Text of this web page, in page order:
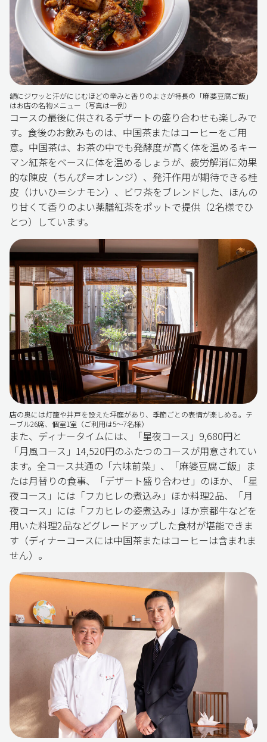
額にジワッと汗がにじむほどの辛みと香りのよさが特長の「麻婆豆腐ご飯」
はお店の名物メニュー（写真は一例）
コースの最後に供されるデザートの盛り合わせも楽しみで
す。食後のお飲みものは、中国茶またはコーヒーをご用
意。中国茶は、お茶の中でも発酵度が高く体を温めるキー
マン紅茶をベースに体を温めるしょうが、疲労解消に効果
的な陳皮（ちんぴ＝オレンジ）、発汗作用が期待できる桂
皮（けいひ＝シナモン）、ビワ茶をブレンドした、ほんの
り甘くて香りのよい薬膳紅茶をポットで提供（2名様でひ
とつ）しています。
店の奥には灯籠や井戸を設えた坪庭があり、季節ごとの表情が楽しめる。テ
ーブル26席、個室1室（ご利用は5～7名様）
また、ディナータイムには、「星夜コース」9,680円と
「月風コース」14,520円のふたつのコースが用意されてい
ます。全コース共通の「六味前菜」、「麻婆豆腐ご飯」ま
たは月替りの食事、「デザート盛り合わせ」のほか、「星
夜コース」には「フカヒレの煮込み」ほか料理2品、「月
夜コース」には「フカヒレの姿煮込み」ほか京都牛などを
用いた料理2品などグレードアップした食材が堪能できま
す（ディナーコースには中国茶またはコーヒーは含まれま
せん）。